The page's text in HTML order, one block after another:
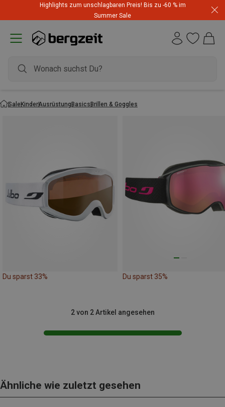
Highlights zum unschlagbaren Preis! Bis zu -60 % im
Summer Sale
SaleKinderAusrüstungBasicsBrillen & Goggles
Du sparst 33% Du sparst 35%
2 von 2 Artikel angesehen
Ähnliche wie zuletzt gesehen